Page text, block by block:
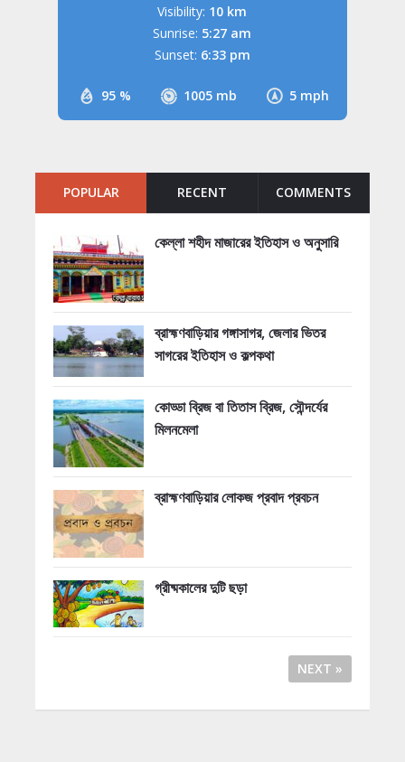
95 % 1005 mb 5 mph
Visibility: 10 km
Sunrise: 5:27 am
Sunset: 6:33 pm
POPULAR RECENT COMMENTS
কেল্লা শহীদ মাজারের ইতিহাস ও অনুসারি
ব্রাহ্মণবাড়িয়ার গঙ্গাসাগর, জেলার ভিতর
সাগরের ইতিহাস ও কল্পকথা
কোড্ডা ব্রিজ বা তিতাস ব্রিজ, সৌন্দর্যের
মিলনমেলা
ব্রাহ্মণবাড়িয়ার লোকজ প্রবাদ প্রবচন
গ্রীষ্মকালের দুটি ছড়া
NEXT »